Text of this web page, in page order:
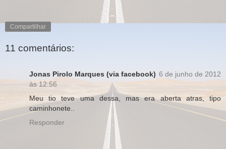
Compartilhar
11 comentários:
Jonas Pirolo Marques (via facebook) 6 de junho de 2012
às 12:56
Meu tio teve uma dessa, mas era aberta atras, tipo
caminhonete..
Responder